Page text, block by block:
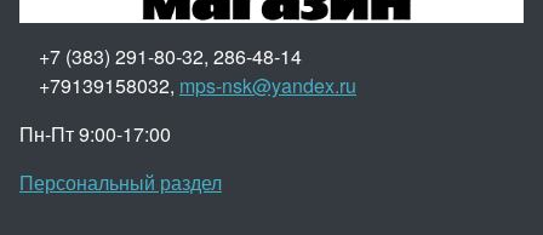
+7 (383) 291-80-32, 286-48-14
+79139158032, mps-nsk@yandex.ru
Пн-Пт 9:00-17:00
Персональный раздел